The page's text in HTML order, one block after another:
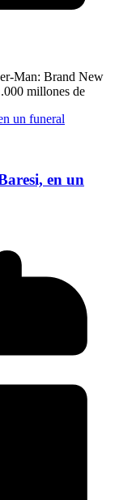
Man: Brand New
millones de
en un